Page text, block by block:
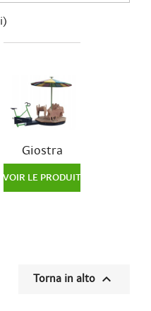
Giostra
VOIR LE PRODUIT
Torna in alto 